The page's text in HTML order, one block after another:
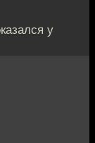
у